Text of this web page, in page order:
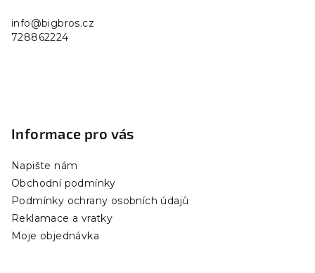
info@bigbros.cz
728862224
Informace pro vás
Napište nám
Obchodní podmínky
Podmínky ochrany osobních údajů
Reklamace a vratky
Moje objednávka